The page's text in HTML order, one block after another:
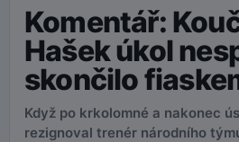
Komentář:
Hašek úkol
skončilo
Když po krkolomné a nakonec
rezignoval trenér národního